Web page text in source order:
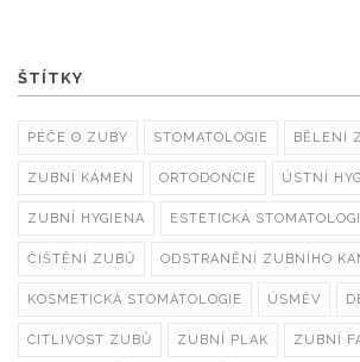
ŠTÍTKY
PÉČE O ZUBY STOMATOLOGIE BĚLENÍ
ZUBNÍ KÁMEN ORTODONCIE ÚSTNÍ
ZUBNÍ HYGIENA ESTETICKÁ
ČIŠTĚNÍ ZUBŮ ODSTRANĚNÍ ZUBNÍHO
KOSMETICKÁ STOMATOLOGIE ÚSMĚV
CITLIVOST ZUBŮ ZUBNÍ PLAK ZUBNÍ